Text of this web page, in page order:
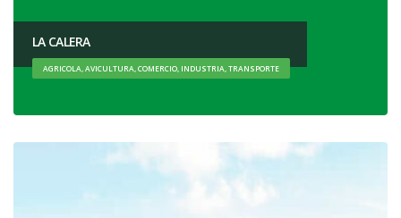
LA CALERA
AGRICOLA, AVICULTURA, COMERCIO, INDUSTRIA, TRANSPORTE